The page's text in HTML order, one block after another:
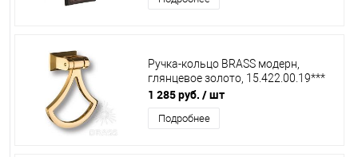
Ручка-кольцо BRASS модерн,
глянцевое золото, 15.422.00.19***
1 285 руб. / шт
Подробнее